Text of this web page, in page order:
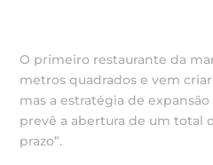
O primeiro restaurante da
metros quadrados e vem
mas a estratégia de
prevê a abertura de um total
prazo”.